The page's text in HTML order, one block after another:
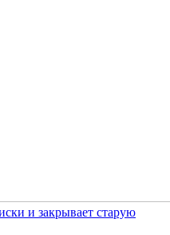
и закрывает старую